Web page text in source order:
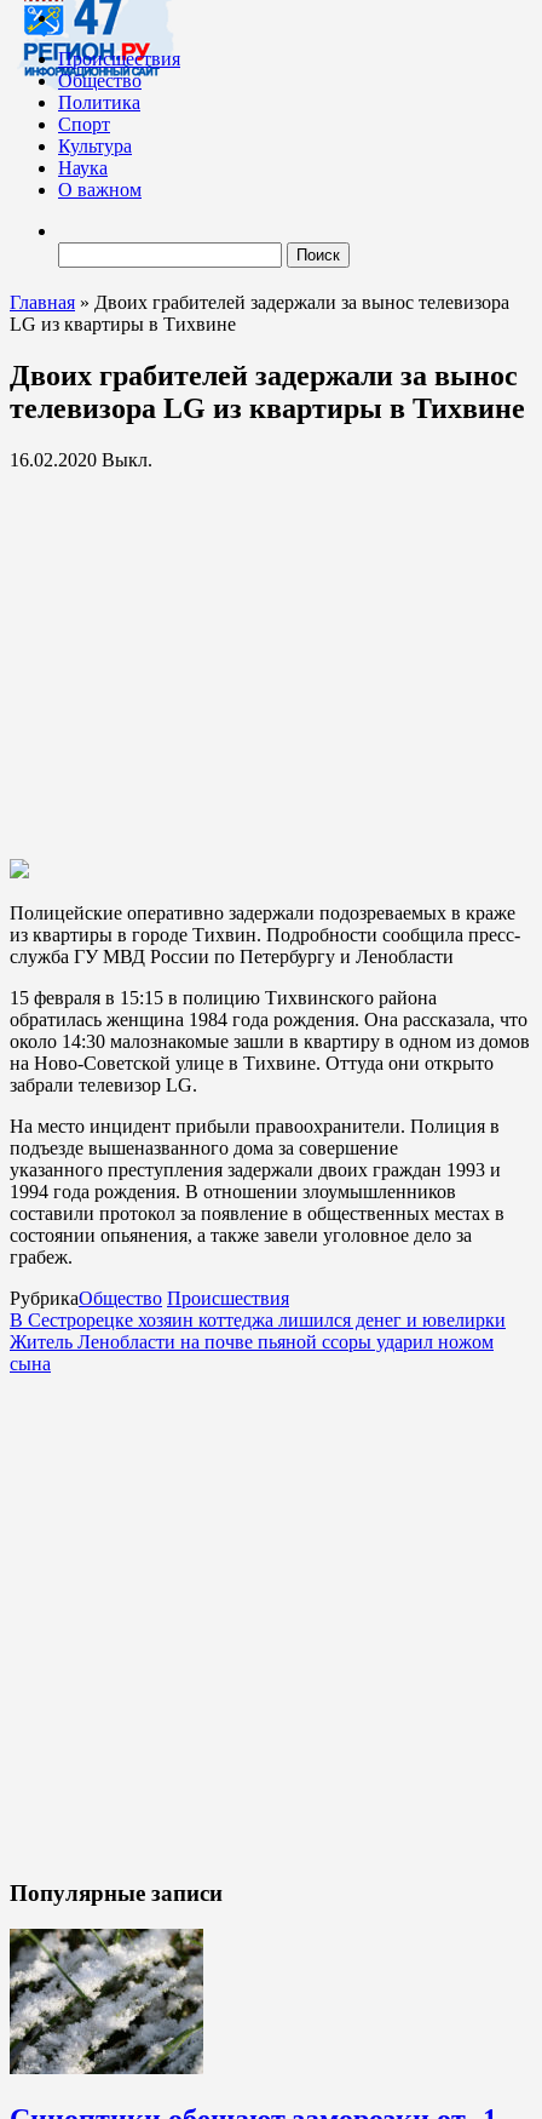
Происшествия
Общество
Политика
Спорт
Культура
Наука
О важном
Главная » Двоих грабителей задержали за вынос телевизора
LG из квартиры в Тихвине
Двоих грабителей задержали за вынос
телевизора LG из квартиры в Тихвине
16.02.2020 Выкл.
Полицейские оперативно задержали подозреваемых в краже
из квартиры в городе Тихвин. Подробности сообщила пресс-
служба ГУ МВД России по Петербургу и Ленобласти
15 февраля в 15:15 в полицию Тихвинского района
обратилась женщина 1984 года рождения. Она рассказала, что
около 14:30 малознакомые зашли в квартиру в одном из домов
на Ново-Советской улице в Тихвине. Оттуда они открыто
забрали телевизор LG.
На место инцидент прибыли правоохранители. Полиция в
подъезде вышеназванного дома за совершение
указанного преступления задержали двоих граждан 1993 и
1994 года рождения. В отношении злоумышленников
составили протокол за появление в общественных местах в
состоянии опьянения, а также завели уголовное дело за
грабеж.
РубрикаОбщество Происшествия
В Сестрорецке хозяин коттеджа лишился денег и ювелирки
Житель Ленобласти на почве пьяной ссоры ударил ножом
сына
Популярные записи